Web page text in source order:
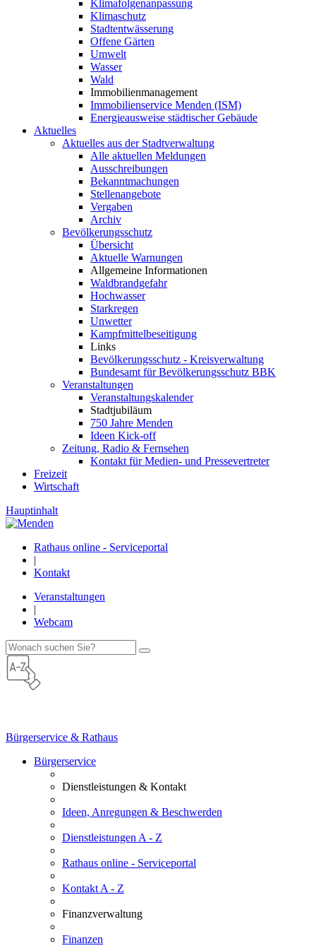
Klimafolgenanpassung
Klimaschutz
Stadtentwässerung
Offene Gärten
Umwelt
Wasser
Wald
Immobilienmanagement
Immobilienservice Menden (ISM)
Energieausweise städtischer Gebäude
Aktuelles
Aktuelles aus der Stadtverwaltung
Alle aktuellen Meldungen
Ausschreibungen
Bekanntmachungen
Stellenangebote
Vergaben
Archiv
Bevölkerungsschutz
Übersicht
Aktuelle Warnungen
Allgemeine Informationen
Waldbrandgefahr
Hochwasser
Starkregen
Unwetter
Kampfmittelbeseitigung
Links
Bevölkerungsschutz - Kreisverwaltung
Bundesamt für Bevölkerungsschutz BBK
Veranstaltungen
Veranstaltungskalender
Stadtjubiläum
750 Jahre Menden
Ideen Kick-off
Zeitung, Radio & Fernsehen
Kontakt für Medien- und Pressevertreter
Freizeit
Wirtschaft
Hauptinhalt
Rathaus online - Serviceportal
|
Kontakt
Veranstaltungen
|
Webcam
Bürgerservice & Rathaus
Bürgerservice
Dienstleistungen & Kontakt
Ideen, Anregungen & Beschwerden
Dienstleistungen A - Z
Rathaus online - Serviceportal
Kontakt A - Z
Finanzverwaltung
Finanzen